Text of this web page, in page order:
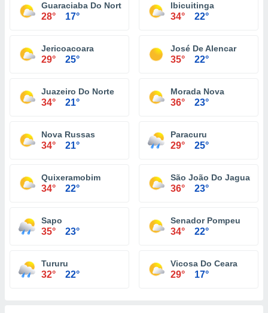
Guaraciaba Do Norte
28° 17°
Ibicuitinga
34° 22°
Jericoacoara
29° 25°
José De Alencar
35° 22°
Juazeiro Do Norte
34° 21°
Morada Nova
36° 23°
Nova Russas
34° 21°
Paracuru
29° 25°
Quixeramobim
34° 22°
São João Do Jaguaribe
36° 23°
Sapo
35° 23°
Senador Pompeu
34° 22°
Tururu
32° 22°
Vicosa Do Ceara
29° 17°